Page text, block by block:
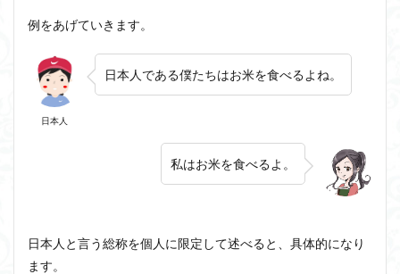
例をあげていきます。
日本人
日本人である僕たちはお米を食べるよね。
私はお米を食べるよ。
日本人と言う総称を個人に限定して述べると、具体的になり
ます。